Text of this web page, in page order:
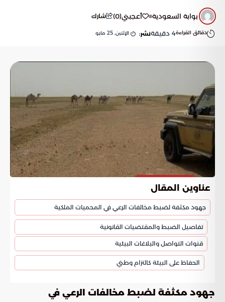
بوابة السعودية أعجبني(
0
) شارك
دقائق القراءة4 دقيقةنشر: الإثنين, 25 مايو
عناوين المقال
جهود مكثفة لضبط مخالفات الرعي في المحميات الملكية
تفاصيل الضبط والمقتضيات القانونية
قنوات التواصل والبلاغات البيئية
الحفاظ على البيئة كالتزام وطني
جهود مكثفة لضبط مخالفات الرعي في